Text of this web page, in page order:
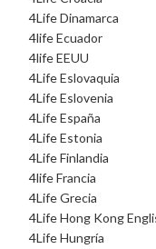
4Life Dinamarca
4life Ecuador
4life EEUU
4Life Eslovaquia
4Life Eslovenia
4Life España
4Life Estonia
4Life Finlandia
4life Francia
4Life Grecia
4Life Hong Kong
4Life Hungría